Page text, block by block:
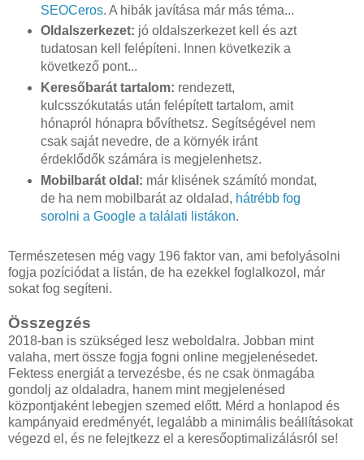
SEOCeros. A hibák javítása már más téma...
Oldalszerkezet: jó oldalszerkezet kell és azt
tudatosan kell felépíteni. Innen következik a
következő pont...
Keresőbarát tartalom: rendezett,
kulcsszókutatás után felépített tartalom, amit
hónapról hónapra bővíthetsz. Segítségével nem
csak saját nevedre, de a környék iránt
érdeklődők számára is megjelenhetsz.
Mobilbarát oldal: már klisének számító mondat,
de ha nem mobilbarát az oldalad, hátrébb fog
sorolni a Google a találati listákon.
Természetesen még vagy 196 faktor van, ami befolyásolni
fogja pozíciódat a listán, de ha ezekkel foglalkozol, már
sokat fog segíteni.
Összegzés
2018-ban is szükséged lesz weboldalra. Jobban mint
valaha, mert össze fogja fogni online megjelenésedet.
Fektess energiát a tervezésbe, és ne csak önmagába
gondolj az oldaladra, hanem mint megjelenésed
központjaként lebegjen szemed előtt. Mérd a honlapod és
kampányaid eredményét, legalább a minimális beállításokat
végezd el, és ne felejtkezz el a keresőoptimalizálásról se!